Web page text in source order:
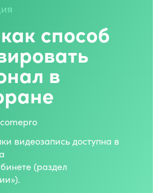
способ
в
видеозапись доступна в
(раздел